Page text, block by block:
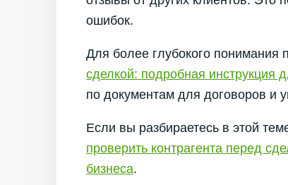
ошибок.
Для более глубокого понимания
сделкой: подробная инструкция
по документам для договоров и
Если вы разбираетесь в этой
проверить контрагента перед
бизнеса.